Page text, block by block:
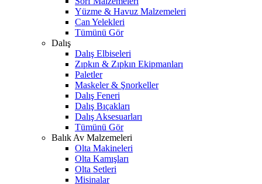
Yüzme & Havuz Malzemeleri
Can Yelekleri
Tümünü Gör
Dalış
Dalış Elbiseleri
Zıpkın & Zıpkın Ekipmanları
Paletler
Maskeler & Şnorkeller
Dalış Feneri
Dalış Bıçakları
Dalış Aksesuarları
Tümünü Gör
Balık Av Malzemeleri
Olta Makineleri
Olta Kamışları
Olta Setleri
Misinalar